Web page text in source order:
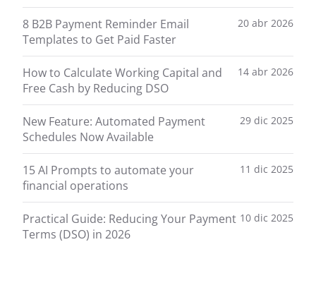
8 B2B Payment Reminder Email
Templates to Get Paid Faster
20 abr 2026
How to Calculate Working Capital and
Free Cash by Reducing DSO
14 abr 2026
New Feature: Automated Payment
Schedules Now Available
29 dic 2025
15 AI Prompts to automate your
financial operations
11 dic 2025
Practical Guide: Reducing Your Payment
Terms (DSO) in 2026
10 dic 2025